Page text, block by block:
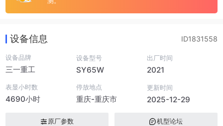
设备信息 ID1831558
设备品牌
三一重工
设备型号
SY65W
出厂时间
2021
表显小时数
4690小时
停放地点
重庆-重庆市
更新时间
2025-12-29
原厂参数 机型论坛